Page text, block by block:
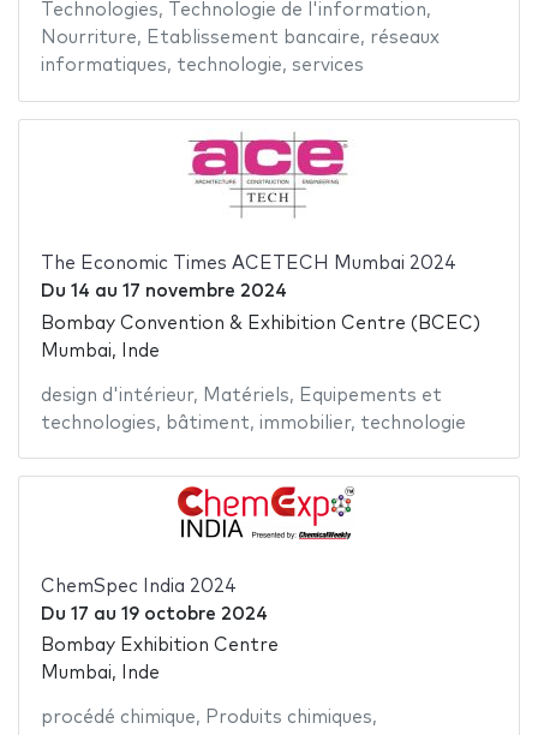
Technologies, Technologie de l'information,
Nourriture, Etablissement bancaire, réseaux
informatiques, technologie, services
The Economic Times ACETECH Mumbai 2024
Du 14 au 17 novembre 2024
Bombay Convention & Exhibition Centre (BCEC)
Mumbai, Inde
design d'intérieur, Matériels, Equipements et
technologies, bâtiment, immobilier, technologie
ChemSpec India 2024
Du 17 au 19 octobre 2024
Bombay Exhibition Centre
Mumbai, Inde
procédé chimique, Produits chimiques,